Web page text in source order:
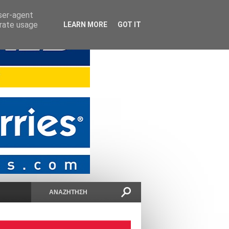
agent
usage
LEARN MORE GOT IT